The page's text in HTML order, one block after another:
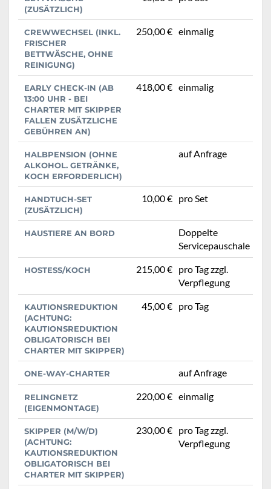
(ZUSÄTZLICH)
CREWWECHSEL (INKL.
FRISCHER
BETTWÄSCHE, OHNE
REINIGUNG)
250,00 € einmalig
EARLY CHECK-IN (AB
13:00 UHR - BEI
CHARTER MIT SKIPPER
FALLEN ZUSÄTZLICHE
GEBÜHREN AN)
418,00 € einmalig
HALBPENSION (OHNE
ALKOHOL. GETRÄNKE,
KOCH ERFORDERLICH)
auf Anfrage
HANDTUCH-SET
(ZUSÄTZLICH)
10,00 € pro Set
HAUSTIERE AN BORD
Doppelte
Servicepauschale
HOSTESS/KOCH 215,00 € pro Tag zzgl.
Verpflegung
KAUTIONSREDUKTION
(ACHTUNG:
KAUTIONSREDUKTION
OBLIGATORISCH BEI
CHARTER MIT SKIPPER)
45,00 € pro Tag
ONE-WAY-CHARTER auf Anfrage
RELINGNETZ
(EIGENMONTAGE)
220,00 € einmalig
SKIPPER (M/W/D)
(ACHTUNG:
KAUTIONSREDUKTION
OBLIGATORISCH BEI
CHARTER MIT SKIPPER)
230,00 € pro Tag zzgl.
Verpflegung